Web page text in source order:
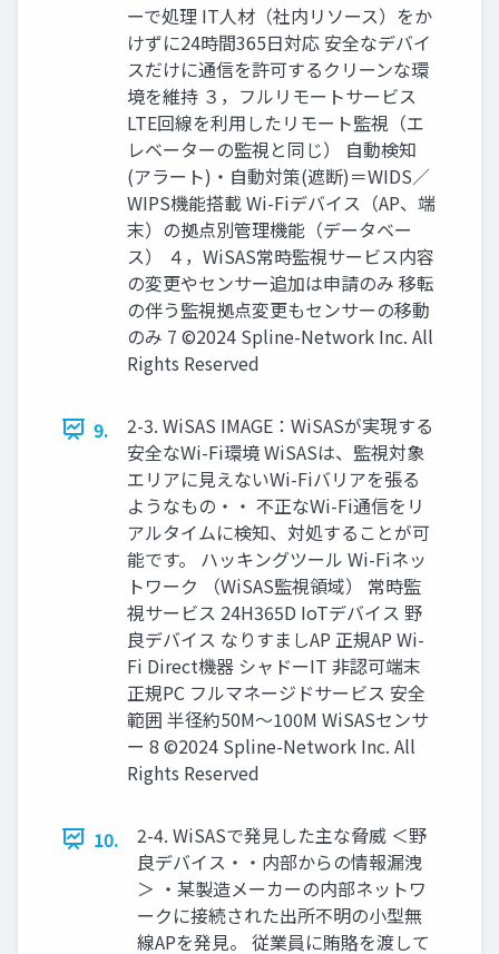
ーで処理 IT人材（社内リソース）をか
けずに24時間365日対応 安全なデバイ
スだけに通信を許可するクリーンな環
境を維持 ３，フルリモートサービス
LTE回線を利用したリモート監視（エ
レベーターの監視と同じ） 自動検知
(アラート)・自動対策(遮断)＝WIDS／
WIPS機能搭載 Wi-Fiデバイス（AP、端
末）の拠点別管理機能（データベー
ス） ４，WiSAS常時監視サービス内容
の変更やセンサー追加は申請のみ 移転
の伴う監視拠点変更もセンサーの移動
のみ 7 ©2024 Spline-Network Inc. All
Rights Reserved
9.
2-3. WiSAS IMAGE：WiSASが実現する
安全なWi-Fi環境 WiSASは、監視対象
エリアに見えないWi-Fiバリアを張る
ようなもの・・ 不正なWi-Fi通信をリ
アルタイムに検知、対処することが可
能です。 ハッキングツール Wi-Fiネッ
トワーク （WiSAS監視領域） 常時監
視サービス 24H365D IoTデバイス 野
良デバイス なりすましAP 正規AP Wi-
Fi Direct機器 シャドーIT 非認可端末
正規PC フルマネージドサービス 安全
範囲 半径約50M～100M WiSASセンサ
ー 8 ©2024 Spline-Network Inc. All
Rights Reserved
10.
2-4. WiSASで発見した主な脅威 ＜野
良デバイス・・内部からの情報漏洩
＞ ・某製造メーカーの内部ネットワ
ークに接続された出所不明の小型無
線APを発見。 従業員に賄賂を渡して